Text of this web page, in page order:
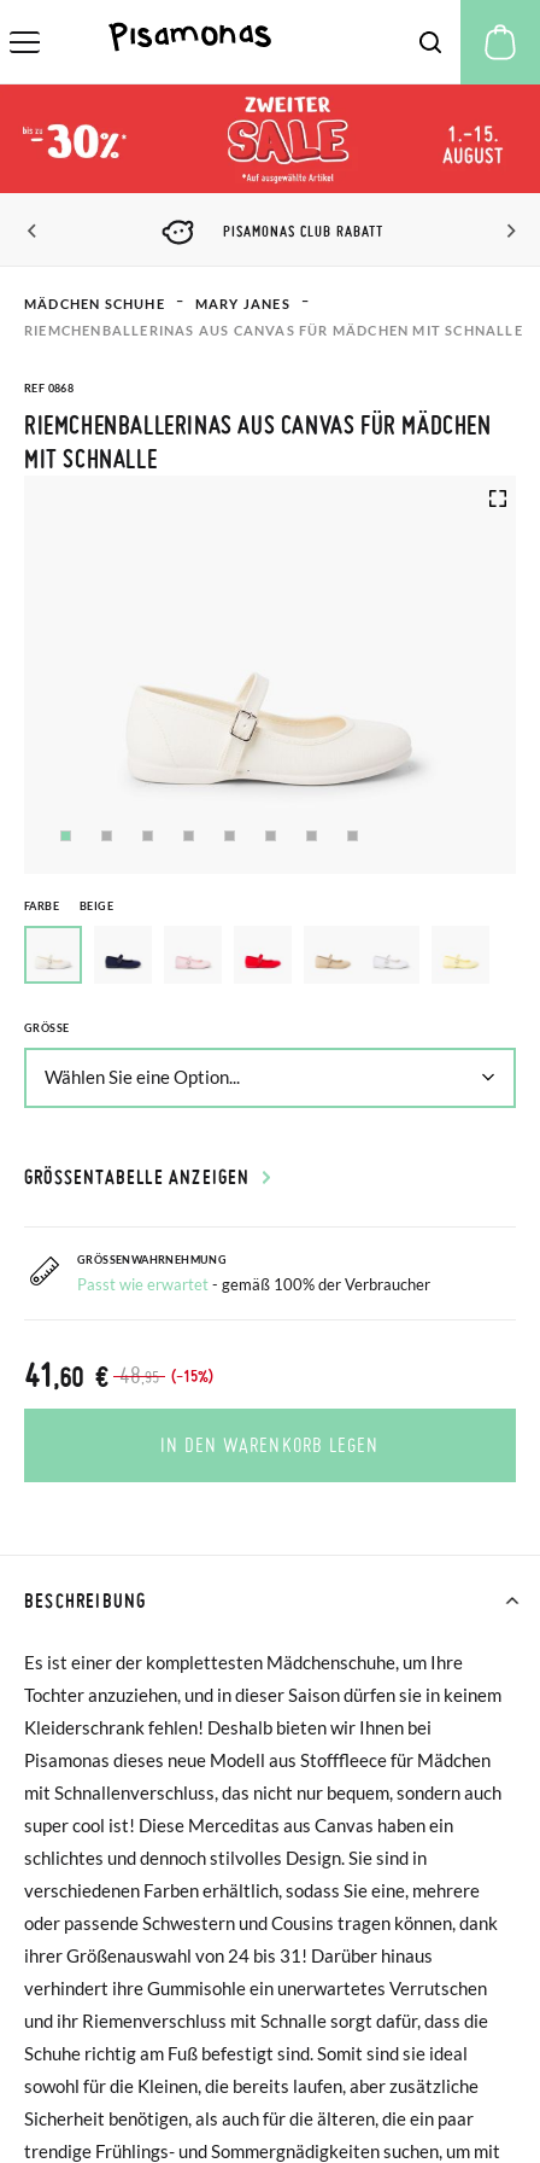
PISAMONAS CLUB RABATT
MÄDCHEN SCHUHE
MARY JANES
RIEMCHENBALLERINAS AUS CANVAS FÜR MÄDCHEN MIT SCHNALLE
REF 0868
RIEMCHENBALLERINAS AUS CANVAS FÜR MÄDCHEN
MIT SCHNALLE
FARBE BEIGE
GRÖSSE
GRÖSSENTABELLE ANZEIGEN
GRÖSSENWAHRNEHMUNG
Passt wie erwartet- gemäß 100% der Verbraucher
48,95 (-15%)
41,60 €
IN DEN WARENKORB LEGEN
BESCHREIBUNG
Es ist einer der komplettesten Mädchenschuhe, um Ihre
Tochter anzuziehen, und in dieser Saison dürfen sie in keinem
Kleiderschrank fehlen! Deshalb bieten wir Ihnen bei
Pisamonas dieses neue Modell aus Stofffleece für Mädchen
mit Schnallenverschluss, das nicht nur bequem, sondern auch
super cool ist! Diese Merceditas aus Canvas haben ein
schlichtes und dennoch stilvolles Design. Sie sind in
verschiedenen Farben erhältlich, sodass Sie eine, mehrere
oder passende Schwestern und Cousins tragen können, dank
ihrer Größenauswahl von 24 bis 31! Darüber hinaus
verhindert ihre Gummisohle ein unerwartetes Verrutschen
und ihr Riemenverschluss mit Schnalle sorgt dafür, dass die
Schuhe richtig am Fuß befestigt sind. Somit sind sie ideal
sowohl für die Kleinen, die bereits laufen, aber zusätzliche
Sicherheit benötigen, als auch für die älteren, die ein paar
trendige Frühlings- und Sommergnädigkeiten suchen, um mit